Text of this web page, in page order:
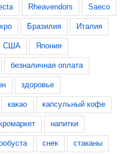
Rheavendors Saeco
Бразилия Италия
США Япония
безналичная оплата
здоровье
какао капсульный кофе
напитки
снек стаканы